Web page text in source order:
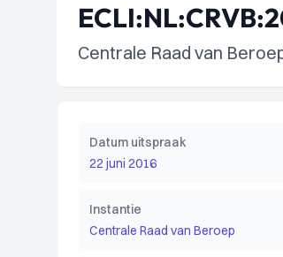
Centrale Raad van
Datum uitspraak
22 juni 2016
Instantie
Centrale Raad van Beroep